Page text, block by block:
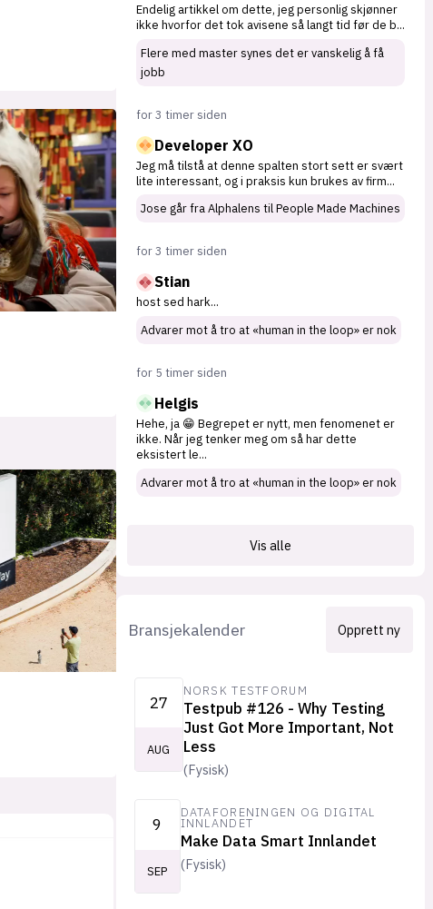
Endelig artikkel om dette, jeg personlig skjønner
ikke hvorfor det tok avisene så langt tid før de b...
Flere med master synes det er vanskelig å få
jobb
for 3 timer siden
Developer XO
Jeg må tilstå at denne spalten stort sett er svært
lite interessant, og i praksis kun brukes av firm...
Jose går fra Alphalens til People Made Machines
for 3 timer siden
Stian
host sed hark...
Advarer mot å tro at «human in the loop» er nok
for 5 timer siden
Helgis
Hehe, ja 😁 Begrepet er nytt, men fenomenet er
ikke. Når jeg tenker meg om så har dette
eksistert le...
Advarer mot å tro at «human in the loop» er nok
Vis alle
Bransjekalender Opprett ny
27
AUG
NORSK TESTFORUM
Testpub #126 - Why Testing
Just Got More Important, Not
Less
(Fysisk)
9
SEP
DATAFORENINGEN OG DIGITAL
INNLANDET
Make Data Smart Innlandet
(Fysisk)